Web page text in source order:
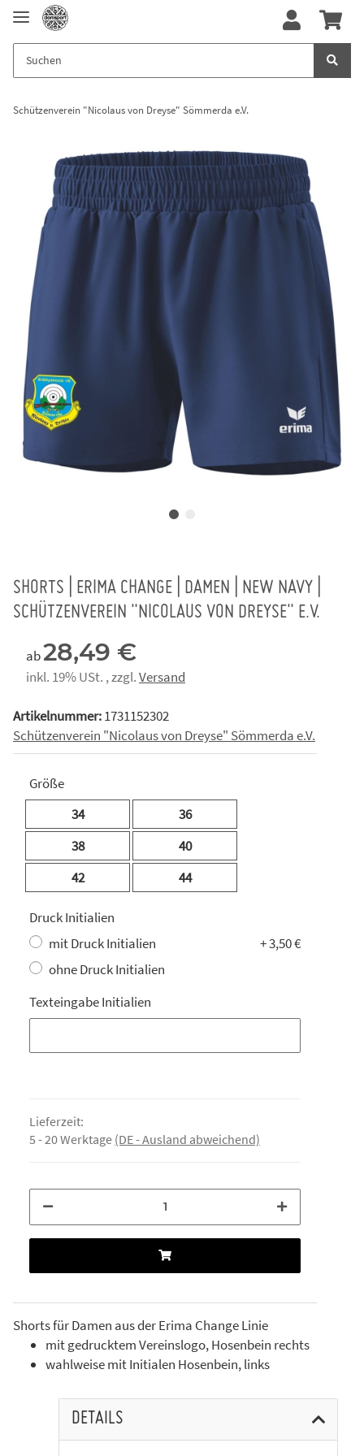
Schützenverein "Nicolaus von Dreyse" Sömmerda e.V.
SHORTS | ERIMA CHANGE | DAMEN | NEW NAVY |
SCHÜTZENVEREIN "NICOLAUS VON DREYSE" E.V.
ab28,49 €
inkl. 19% USt. , zzgl.Versand
Artikelnummer:1731152302
Schützenverein "Nicolaus von Dreyse" Sömmerda e.V.
Größe
34
36
38
40
42
44
Druck Initialien
mit Druck Initialien
+ 3,50 €
ohne Druck Initialien
Texteingabe Initialien
Lieferzeit:
5 - 20 Werktage (DE - Ausland abweichend)
Shorts für Damen aus der Erima Change Linie
mit gedrucktem Vereinslogo, Hosenbein rechts
wahlweise mit Initialen Hosenbein, links
DETAILS